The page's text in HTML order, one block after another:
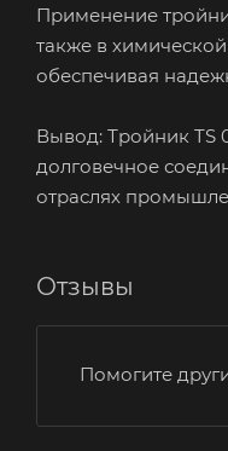
Применение
также в
обеспечивая
Вывод: Тройник TS
долговечное
отраслях
Отзывы
Помогите